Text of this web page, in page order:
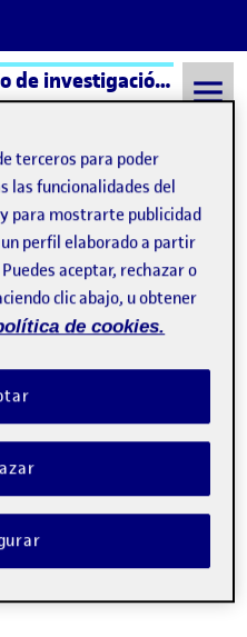
20.307 – Seminario de investigación artística – Aula 1
2025
2025
terceros para poder
las funcionalidades del
para mostrarte publicidad
perfil elaborado a partir
aceptar, rechazar o
clic abajo, u obtener
de cookies.